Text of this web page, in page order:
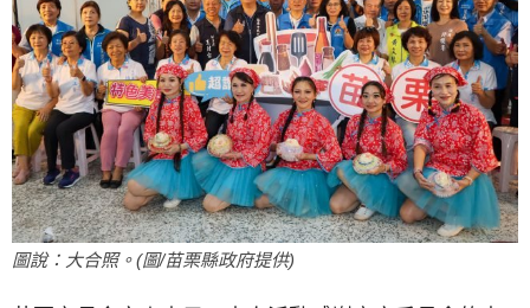
圖說：大合照。(圖/苗栗縣政府提供)